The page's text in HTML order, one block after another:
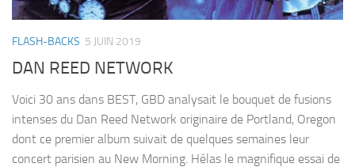
FLASH-BACKS 5 JUIN 2019
DAN REED NETWORK
Voici 30 ans dans BEST, GBD analysait le bouquet de fusions
intenses du Dan Reed Network originaire de Portland, Oregon
dont ce premier album suivait de quelques semaines leur
concert parisien au New Morning. Hélas le magnifique essai de